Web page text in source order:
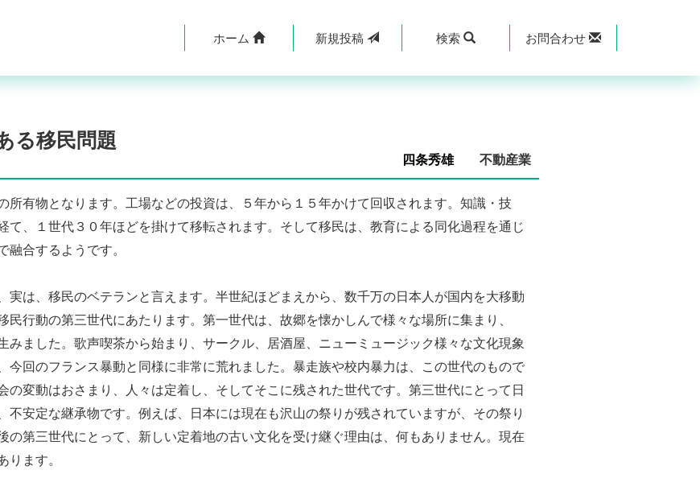
ホーム 新規投稿 検索 お問合わせ
る移民問題
四条秀雄 不動産業
有物となります。工場などの投資は、５年から１５年かけて回収されます。知識・技
て、１世代３０年ほどを掛けて移転されます。そして移民は、教育による同化過程を通じ
融合するようです。
は、移民のベテランと言えます。半世紀ほどまえから、数千万の日本人が国内を大移動
民行動の第三世代にあたります。第一世代は、故郷を懐かしんで様々な場所に集まり、
みました。歌声喫茶から始まり、サークル、居酒屋、ニューミュージック様々な文化現象
今回のフランス暴動と同様に非常に荒れました。暴走族や校内暴力は、この世代のもので
の変動はおさまり、人々は定着し、そしてそこに残された世代です。第三世代にとって日
不安定な継承物です。例えば、日本には現在も沢山の祭りが残されていますが、その祭り
の第三世代にとって、新しい定着地の古い文化を受け継ぐ理由は、何もありません。現在
ります。